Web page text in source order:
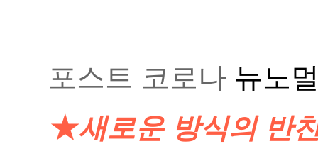
포스트 코로나 뉴노
★새로운 방식의 반